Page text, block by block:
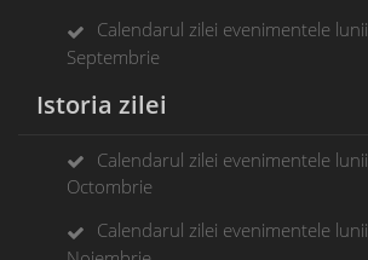
Calendarul zilei evenimentele lunii
Septembrie
Istoria zilei
Calendarul zilei evenimentele lunii
Octombrie
Calendarul zilei evenimentele lunii